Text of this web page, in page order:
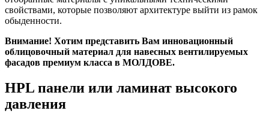
свойствами, которые позволяют архитектуре выйти из рамок
обыденности.
Внимание! Хотим представить Вам инновационный
облицовочный материал для навесных вентилируемых
фасадов премиум класса в МОЛДОВЕ.
HPL панели или ламинат высокого
давления